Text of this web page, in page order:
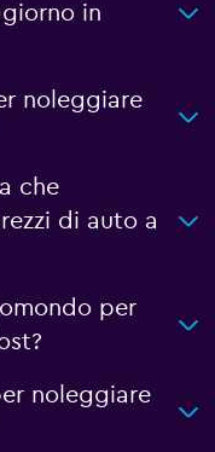
in
noleggiare
che
di auto a
per
noleggiare